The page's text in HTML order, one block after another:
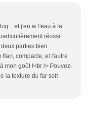
et j'en ai l'eau à la
réussi.
parties bien
compacte, et l'autre
mon goût !<br /> Pouvez-
la texture du far soit